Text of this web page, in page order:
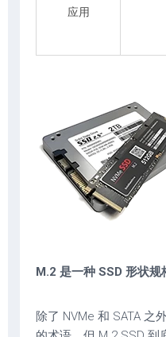
应用
M.2 是一种 SSD 形状规
除了 NVMe 和 SATA 之